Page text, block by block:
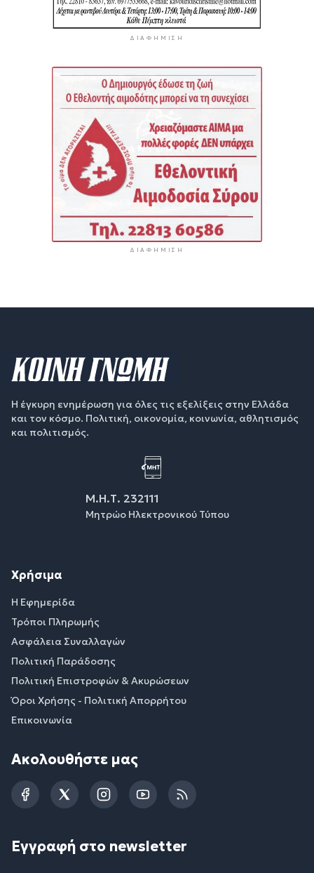
ΔΙΑΦΉΜΙΣΗ
ΔΙΑΦΉΜΙΣΗ
Η έγκυρη ενημέρωση για όλες τις εξελίξεις στην Ελλάδα
και τον κόσμο. Πολιτική, οικονομία, κοινωνία, αθλητισμός
και πολιτισμός.
Μ.Η.Τ. 232111
Μητρώο Ηλεκτρονικού Τύπου
Χρήσιμα
Η Εφημερίδα
Τρόποι Πληρωμής
Ασφάλεια Συναλλαγών
Πολιτική Παράδοσης
Πολιτική Επιστροφών & Ακυρώσεων
Όροι Χρήσης - Πολιτική Απορρήτου
Επικοινωνία
Ακολουθήστε μας
FacebookTwitterInstagramYouTubeRSS
Εγγραφή στο newsletter